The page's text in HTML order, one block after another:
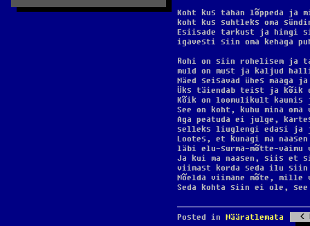
Koht kus tahan lõppeda ja
koht kus suhtleks oma
Esiisade tarkust ja hingi
igavesti siin oma kehaga
Rohi on siin rohelisem ja
muld on must ja kaljud
Mäed seisavad ühes maaga
Üks täiendab teist ja
Kõik on loomulikult
See on koht, kuhu mina
Aga peatuda ei julge,
selleks liuglengi edasi ja
Lootes, et kunagi ma
läbi elu-surma-mõtte-vaimu
Ja kui ma naasen, siis et
viimast korda seda ilu siin
Mõelda viimane mõte, mille
Seda kohta siin ei ole,
Posted in Määratlemata